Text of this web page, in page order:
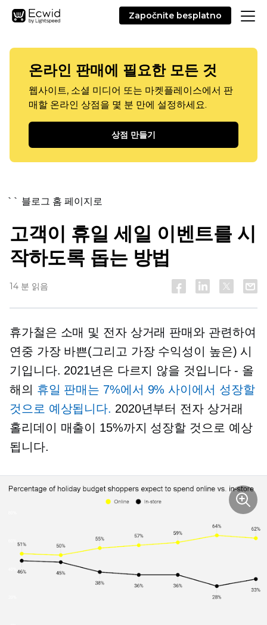
Započnite besplatno
온라인 판매에 필요한 모든 것
웹사이트, 소셜 미디어 또는 마켓플레이스에서 판
매할 온라인 상점을 몇 분 만에 설정하세요.
상점 만들기
`` 블로그 홈 페이지로
고객이 휴일 세일 이벤트를 시
작하도록 돕는 방법
14 분 읽음
휴가철은 소매 및 전자 상거래 판매와 관련하여
연중 가장 바쁜(그리고 가장 수익성이 높은) 시
기입니다. 2021년은 다르지 않을 것입니다 - 올
해의 휴일 판매는 7%에서 9% 사이에서 성장할
것으로 예상됩니다. 2020년부터 전자 상거래
홀리데이 매출이 15%까지 성장할 것으로 예상
됩니다.